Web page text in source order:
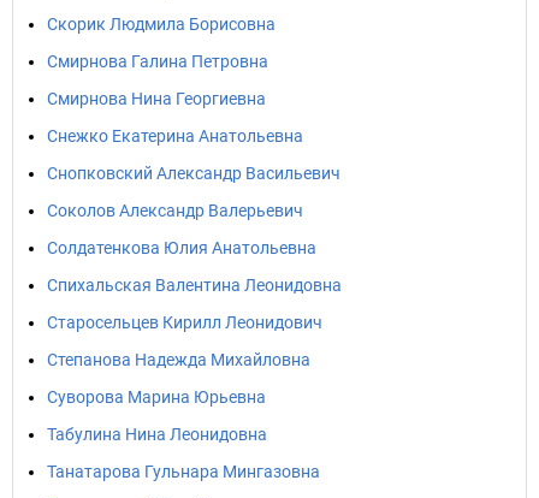
Скорик Людмила Борисовна
Смирнова Галина Петровна
Смирнова Нина Георгиевна
Снежко Екатерина Анатольевна
Снопковский Александр Васильевич
Соколов Александр Валерьевич
Солдатенкова Юлия Анатольевна
Спихальская Валентина Леонидовна
Старосельцев Кирилл Леонидович
Степанова Надежда Михайловна
Суворова Марина Юрьевна
Табулина Нина Леонидовна
Танатарова Гульнара Мингазовна